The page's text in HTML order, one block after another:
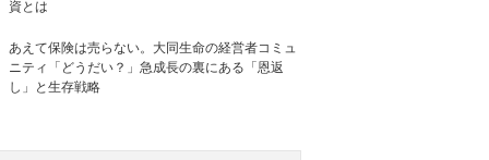
資とは
あえて保険は売らない。大同生命の経営者コミュ
ニティ「どうだい？」急成長の裏にある「恩返
し」と生存戦略